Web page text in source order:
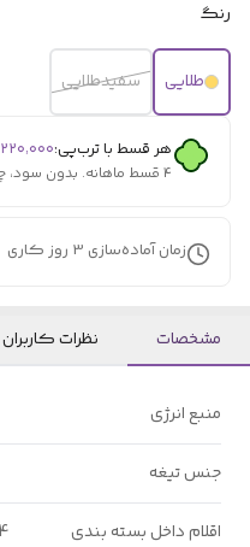
رنگ
طلایی سفیدطلایی
هر قسط با ترب‌پی:۲۲۰٬۰۰۰
۴ قسط ماهانه. بدون سود، چک و ضامن.
زمان آماده‌سازی 3 روز کاری
مشخصات نظرات کاربران
منبع انرژی
جنس تیغه
اقلام داخل بسته بندی